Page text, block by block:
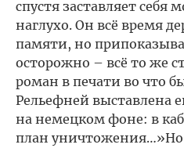
спустя заставляет себя
наглухо. Он всё время
памяти, но
осторожно – всё то же
роман в печати во что
Рельефней выставлена
на немецком фоне: в
план уничтожения…»Но